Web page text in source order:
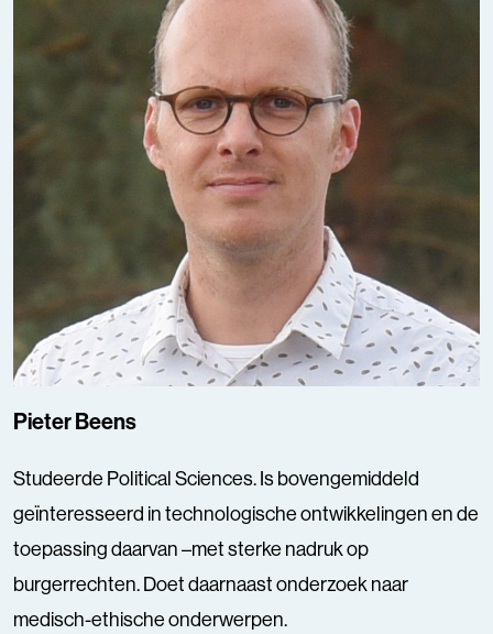
Pieter Beens
Studeerde Political Sciences. Is bovengemiddeld
geïnteresseerd in technologische ontwikkelingen en de
toepassing daarvan –met sterke nadruk op
burgerrechten. Doet daarnaast onderzoek naar
medisch-ethische onderwerpen.